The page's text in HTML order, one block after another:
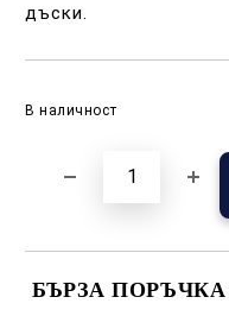
дъски.
В наличност
БЪРЗА